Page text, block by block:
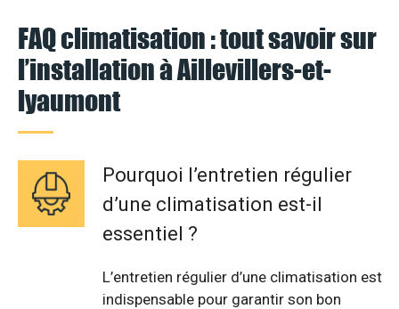
FAQ climatisation : tout savoir sur
l’installation à Aillevillers-et-
lyaumont
Pourquoi l’entretien régulier
d’une climatisation est-il
essentiel ?
L’entretien régulier d’une climatisation est
indispensable pour garantir son bon